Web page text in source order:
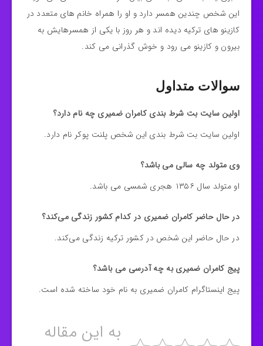
این شخص چندین همسر دارد و او را همراه خانم های متعدد در
کازینو های ترکیه دیده اند و هر روز با یکی از همسرهایش به
بیرون و کازینو می رود و خوش گذرانی می کند.
سوالات متداول
اولین سایت بت شرط بندی کامران ضمیری چه نام دارد؟
اولین سایت بت شرط بندی این شخص پلنت پوکر نام دارد.
وی متولد چه سالی می باشد؟
او متولد سال ۱۳۵۶ هجری شمسی می باشد.
در حال حاضر کامران ضمیری در کدام کشور زندگی می‌کند؟
در حال حاضر این شخص در کشور ترکیه زندگی می‌کند.
پیج کامران ضمیری به چه آدرسی می باشد؟
پیج اینستاگرام کامران ضمیری به نام خود ساخته شده است.
به این مقاله